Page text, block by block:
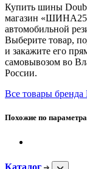
Купить шины
магазин
автомобильной
Выберите товар,
и закажите его
самовывозом во
России.
Все товары бренда
Похожие по
Каталог